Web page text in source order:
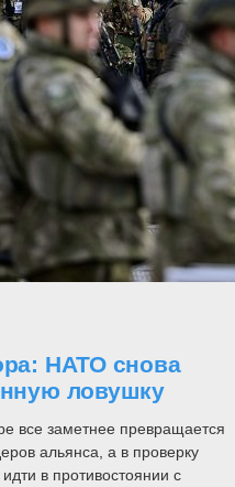
НАТО снова
ловушку
все заметнее превращается
альянса, а в проверку
в противостоянии с